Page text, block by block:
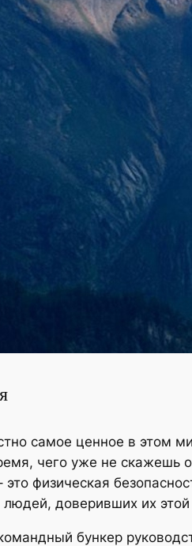
самое ценное в этом
чего уже не скажешь
физическая
доверивших их этой
бункер